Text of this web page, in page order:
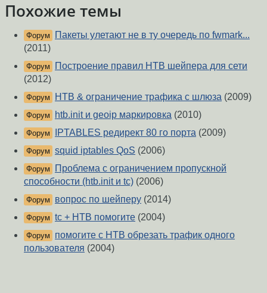
Похожие темы
Форум
Пакеты улетают не в ту очередь по fwmark...
(2011)
Форум
Построение правил HTB шейпера для сети
(2012)
Форум HTB & ограничение трафика с шлюза (2009)
Форум htb.init и geoip маркировка (2010)
Форум IPTABLES редирект 80 го порта (2009)
Форум squid iptables QoS (2006)
Форум
Проблема с ограничением пропускной
способности (htb.init и tc) (2006)
Форум вопрос по шейперу (2014)
Форум tc + HTB помогите (2004)
Форум
помогите с HTB обрезать трафик одного
пользователя (2004)